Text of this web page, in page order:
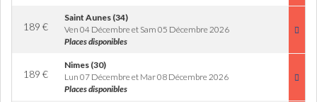
189 €
Saint Aunes (34)
Ven 04 Décembre et Sam 05 Décembre 2026
Places disponibles
189 €
Nimes (30)
Lun 07 Décembre et Mar 08 Décembre 2026
Places disponibles